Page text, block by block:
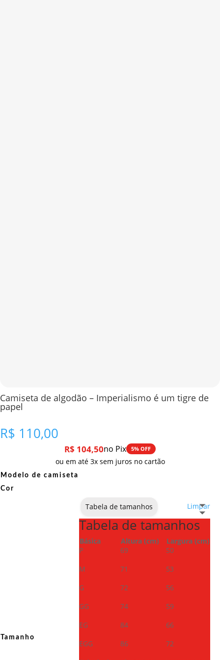
Camiseta de algodão – Imperialismo é um tigre de
papel
R$ 110,00
R$ 104,50no Pix 5% OFF
ou em até 3x sem juros no cartão
Modelo de camiseta
Cor
Tamanho
Limpar
Tabela de tamanhos
Tabela de tamanhos
Básica Altura (cm)
Largura (cm)
P
69
50
M
71
53
G
72
56
GG
74
59
EG
84
66
EGG
86
72